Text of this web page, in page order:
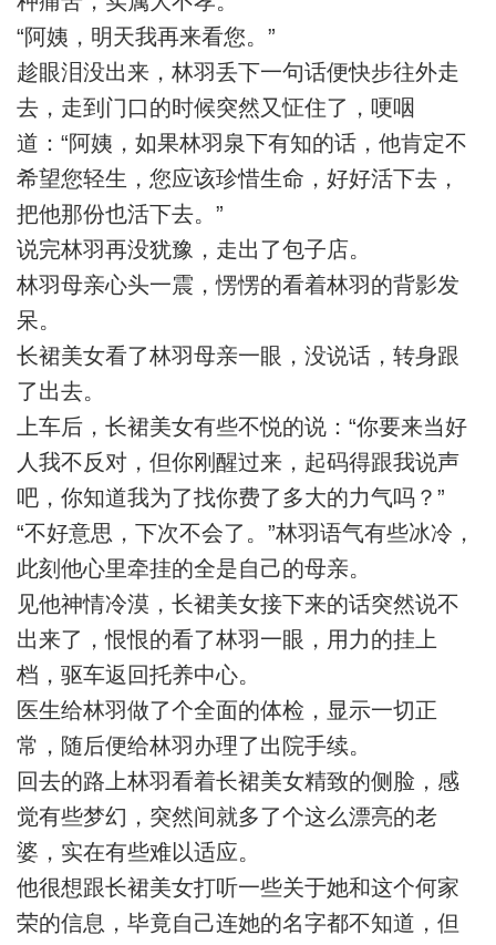
“阿姨，明天我再来看您。”
趁眼泪没出来，林羽丢下一句话便快步往外走
去，走到门口的时候突然又怔住了，哽咽
道：“阿姨，如果林羽泉下有知的话，他肯定不
希望您轻生，您应该珍惜生命，好好活下去，
把他那份也活下去。”
说完林羽再没犹豫，走出了包子店。
林羽母亲心头一震，愣愣的看着林羽的背影发
呆。
长裙美女看了林羽母亲一眼，没说话，转身跟
了出去。
上车后，长裙美女有些不悦的说：“你要来当好
人我不反对，但你刚醒过来，起码得跟我说声
吧，你知道我为了找你费了多大的力气吗？”
“不好意思，下次不会了。”林羽语气有些冰冷，
此刻他心里牵挂的全是自己的母亲。
见他神情冷漠，长裙美女接下来的话突然说不
出来了，恨恨的看了林羽一眼，用力的挂上
档，驱车返回托养中心。
医生给林羽做了个全面的体检，显示一切正
常，随后便给林羽办理了出院手续。
回去的路上林羽看着长裙美女精致的侧脸，感
觉有些梦幻，突然间就多了个这么漂亮的老
婆，实在有些难以适应。
他很想跟长裙美女打听一些关于她和这个何家
荣的信息，毕竟自己连她的名字都不知道，但